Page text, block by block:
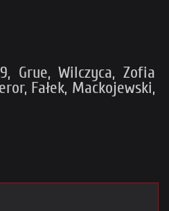
Grue, Wilczyca, Zofia
Fałek, Mackojewski,